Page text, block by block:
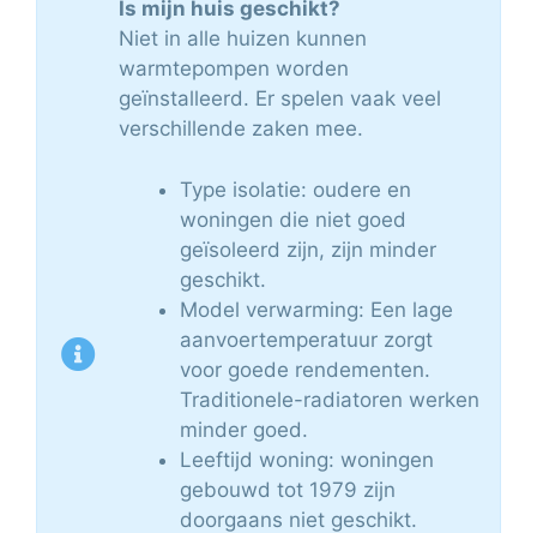
Is mijn huis geschikt?
Niet in alle huizen kunnen
warmtepompen worden
geïnstalleerd. Er spelen vaak veel
verschillende zaken mee.
Type isolatie: oudere en
woningen die niet goed
geïsoleerd zijn, zijn minder
geschikt.
Model verwarming: Een lage
aanvoertemperatuur zorgt
voor goede rendementen.
Traditionele-radiatoren werken
minder goed.
Leeftijd woning: woningen
gebouwd tot 1979 zijn
doorgaans niet geschikt.